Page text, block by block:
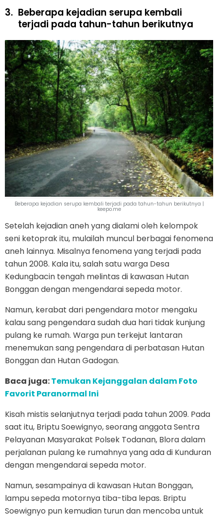
3. Beberapa kejadian serupa kembali
terjadi pada tahun-tahun berikutnya
Beberapa kejadian serupa kembali terjadi pada tahun-tahun berikutnya |
keepo.me
Setelah kejadian aneh yang dialami oleh kelompok
seni ketoprak itu, mulailah muncul berbagai fenomena
aneh lainnya. Misalnya fenomena yang terjadi pada
tahun 2008. Kala itu, salah satu warga Desa
Kedungbacin tengah melintas di kawasan Hutan
Bonggan dengan mengendarai sepeda motor.
Namun, kerabat dari pengendara motor mengaku
kalau sang pengendara sudah dua hari tidak kunjung
pulang ke rumah. Warga pun terkejut lantaran
menemukan sang pengendara di perbatasan Hutan
Bonggan dan Hutan Gadogan.
Baca juga:Temukan Kejanggalan dalam Foto
Favorit Paranormal Ini
Kisah mistis selanjutnya terjadi pada tahun 2009. Pada
saat itu, Briptu Soewignyo, seorang anggota Sentra
Pelayanan Masyarakat Polsek Todanan, Blora dalam
perjalanan pulang ke rumahnya yang ada di Kunduran
dengan mengendarai sepeda motor.
Namun, sesampainya di kawasan Hutan Bonggan,
lampu sepeda motornya tiba-tiba lepas. Briptu
Soewignyo pun kemudian turun dan mencoba untuk